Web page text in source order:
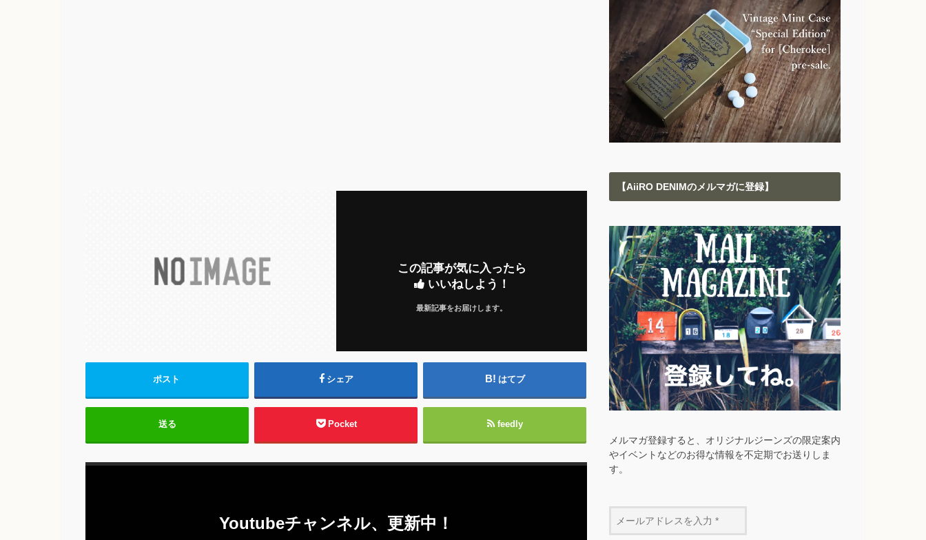
この記事が気に入ったら
いいねしよう！
最新記事をお届けします。
ポスト シェア はてブ
送る Pocket feedly
Youtubeチャンネル、更新中！
【AiiRO DENIMのメルマガに登録】
メルマガ登録すると、オリジナルジーンズの限定案内
やイベントなどのお得な情報を不定期でお送りしま
す。